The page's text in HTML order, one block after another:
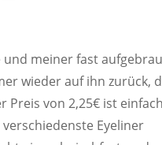
und meiner fast
wieder auf ihn zurück,
Preis von 2,25€ ist einfach
Eyeliner